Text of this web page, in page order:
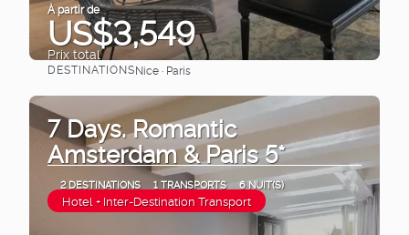
À partir de
US$3,549
Prix ​​total
Afficher
DESTINATIONSNice · Paris
7 Days. Romantic
Amsterdam & Paris 5*
2 DESTINATIONS 1 TRANSPORTS 6 NUIT(S)
Hotel + Inter-Destination Transport